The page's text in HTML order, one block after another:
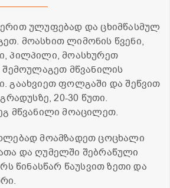
ულუფებად და ცხიმწასმულ
მოასხით ლიმონის წვენი,
პილპილი, მოასხურეთ
შემოულაგეთ მწვანილის
გაახვიეთ ფოლგაში და შეწვით
20-30 წუთი.
მწვანილი მოაცილეთ.
მოამზადეთ ცოცხალი
და ღუმელში შებრაწული
წინასწარ წაუსვით ზეთი და